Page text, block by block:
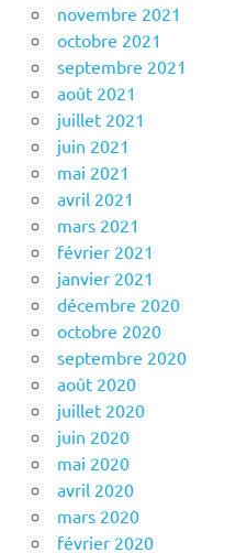
novembre 2021
octobre 2021
septembre 2021
août 2021
juillet 2021
juin 2021
mai 2021
avril 2021
mars 2021
février 2021
janvier 2021
décembre 2020
octobre 2020
septembre 2020
août 2020
juillet 2020
juin 2020
mai 2020
avril 2020
mars 2020
février 2020